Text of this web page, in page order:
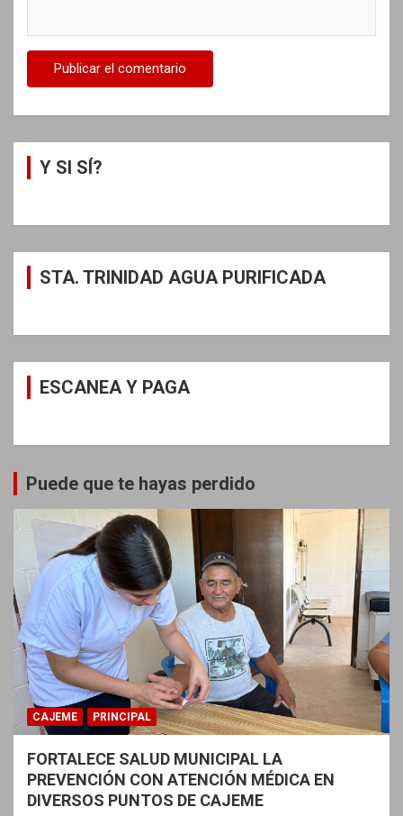
Y SI SÍ?
STA. TRINIDAD AGUA PURIFICADA
ESCANEA Y PAGA
Puede que te hayas perdido
CAJEME PRINCIPAL
FORTALECE SALUD MUNICIPAL LA
PREVENCIÓN CON ATENCIÓN MÉDICA EN
DIVERSOS PUNTOS DE CAJEME